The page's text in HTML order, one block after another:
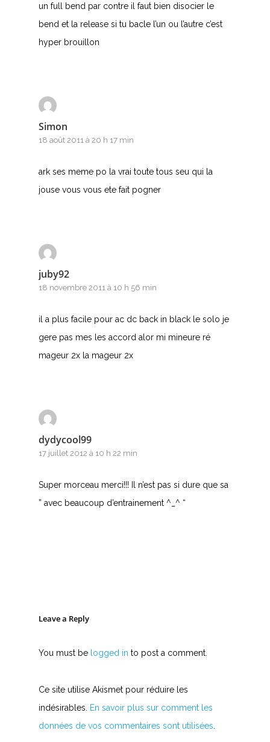
un full bend par contre il faut bien disocier le
bend et la release si tu bacle l’un ou l’autre c’est
hyper brouillon
Simon
18 août 2011 à 20 h 17 min
ark ses meme po la vrai toute tous seu qui la
jouse vous vous ete fait pogner
juby92
18 novembre 2011 à 10 h 56 min
il a plus facile pour ac dc back in black le solo je
gere pas mes les accord alor mi mineure ré
mageur 2x la mageur 2x
dydycool99
17 juillet 2012 à 10 h 22 min
Super morceau merci!!! Il n’est pas si dure que sa
” avec beaucoup d’entrainement ^_^ “
Leave a Reply
You must be logged in to post a comment.
Ce site utilise Akismet pour réduire les
indésirables.
En savoir plus sur comment les
données de vos commentaires sont utilisées